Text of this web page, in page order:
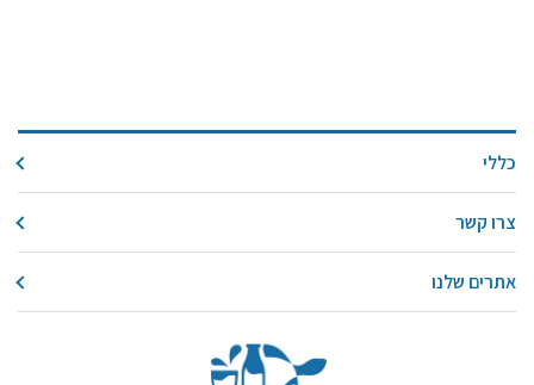
כללי
צרו קשר
אתרים שלנו